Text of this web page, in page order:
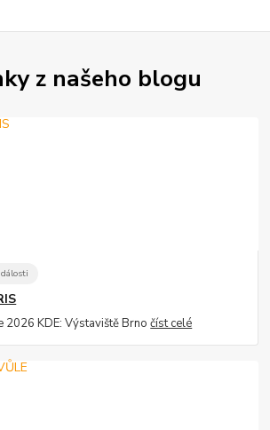
z našeho blogu
2026 KDE: Výstaviště Brnočíst celé